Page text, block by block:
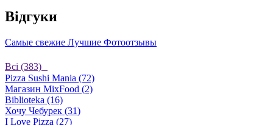
Відгуки
Самые свежие Лучшие Фотоотзывы
Bсі (383)
Pizza Sushi Mania (72)
Магазин MixFood (2)
Biblioteka (16)
Хочу Чебурек (31)
I Love Pizza (27)